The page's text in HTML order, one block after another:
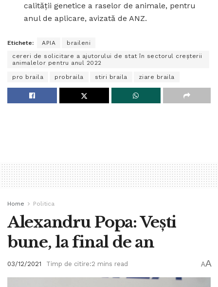
calităţii genetice a raselor de animale, pentru
anul de aplicare, avizată de ANZ.
Etichete: APIA
braileni
cereri de solicitare a ajutorului de stat în sectorul creșterii
animalelor pentru anul 2022
pro braila probraila stiri braila ziare braila
Home Politica
Alexandru Popa: Vești
bune, la final de an
03/12/2021 Timp de citire:2 mins read AA